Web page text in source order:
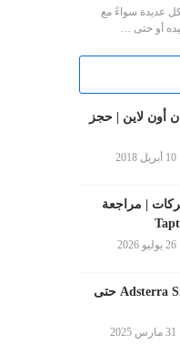
عديدة سواءً مع
أو حتى …
أون لاين | حجز
10 أبريل 2018
| مراجعة
26 يوليو 2026
كيفية الربح من Adsterra Smartink حتى
31 مارس 2025